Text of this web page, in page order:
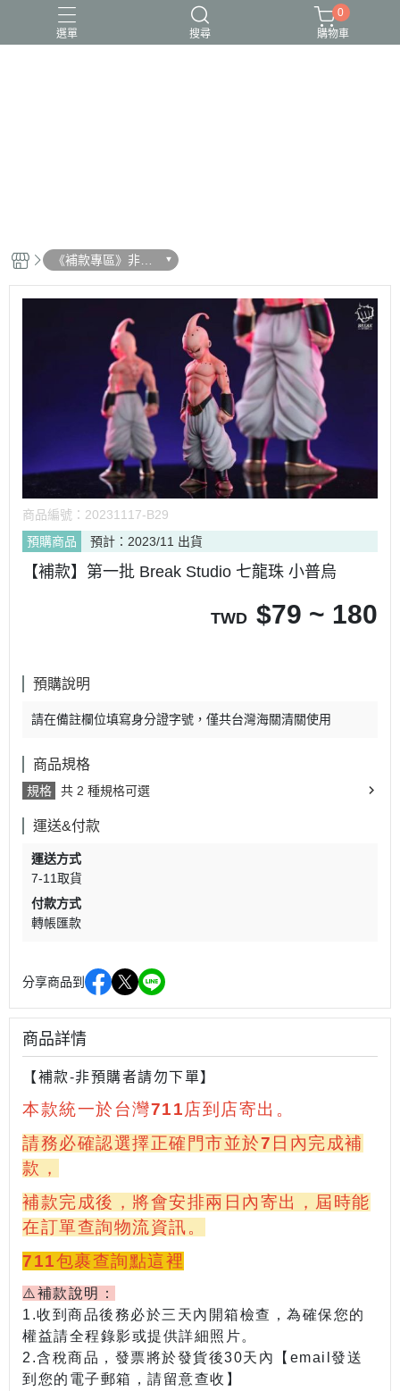
選單 搜尋
0
購物車
《補款專區》非預
購客戶請物下單
商品編號： 20231117-B29
預購商品
預計：2023/11 出貨
【補款】第一批 Break Studio 七龍珠 小普烏
TWD $79 ~ 180
預購說明
請在備註欄位填寫身分證字號，僅共台灣海關清關使用
商品規格
規格 共 2 種規格可選
運送&付款
運送方式
7-11取貨
付款方式
轉帳匯款
分享商品到
商品詳情
【補款-非預購者請勿下單】
本款統一於台灣711店到店寄出。
請務必確認選擇正確門市並於7日內完成補
款，
補款完成後，將會安排兩日內寄出，屆時能
在訂單查詢物流資訊。
711包裹查詢點這裡
⚠️補款說明：
1.收到商品後務必於三天內開箱檢查，為確保您的
權益請全程錄影或提供詳細照片。
2.含稅商品，發票將於發貨後30天內【email發送
到您的電子郵箱，請留意查收】